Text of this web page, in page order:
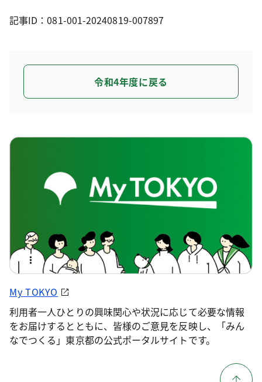
記事ID：081-001-20240819-007897
令和4年度に戻る
My TOKYO
利用者一人ひとりの興味関心や状況に応じて必要な情報
をお届けするとともに、皆様のご意見を反映し、「みん
なでつくる」東京都の公式ポータルサイトです。